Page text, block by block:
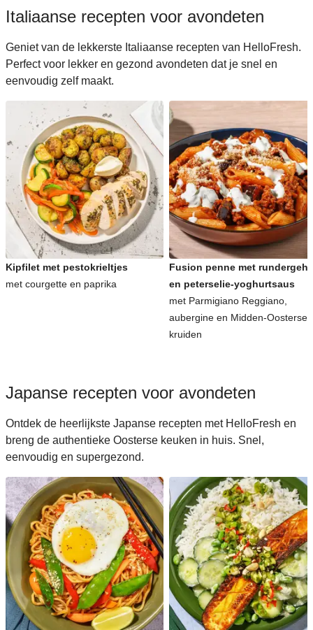
Italiaanse recepten voor avondeten
Geniet van de lekkerste Italiaanse recepten van HelloFresh.
Perfect voor lekker en gezond avondeten dat je snel en
eenvoudig zelf maakt.
Kipfilet met pestokrieltjes
met courgette en paprika
Fusion penne met
en peterselie-yoghurtsaus
met Parmigiano Reggiano,
aubergine en Midden-Oosterse
kruiden
Japanse recepten voor avondeten
Ontdek de heerlijkste Japanse recepten met HelloFresh en
breng de authentieke Oosterse keuken in huis. Snel,
eenvoudig en supergezond.